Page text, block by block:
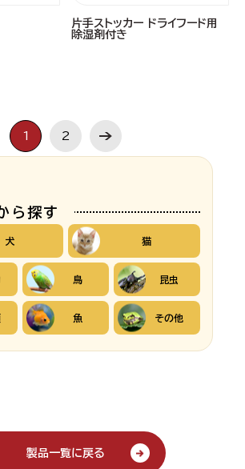
片手ストッカー ドライフード用
除湿剤付き
1 2
ら探す
犬 猫
鳥 昆虫
魚 その他
製品一覧に戻る